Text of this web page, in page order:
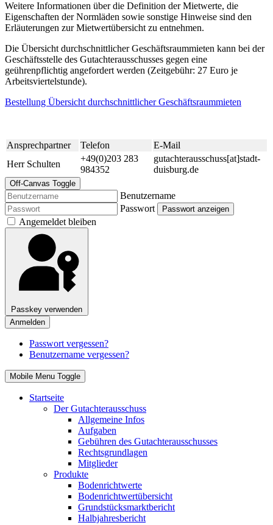
Weitere Informationen über die Definition der Mietwerte, die
Eigenschaften der Normläden sowie sonstige Hinweise sind den
Erläuterungen zur Mietwertübersicht zu entnehmen.
Die Übersicht durchschnittlicher Geschäftsraummieten kann bei der
Geschäftsstelle des Gutachterausschusses gegen eine
geührenpflichtig angefordert werden (Zeitgebühr: 27 Euro je
Arbeitsviertelstunde).
Bestellung Übersicht durchschnittlicher Geschäftsraummieten
Ansprechpartner Telefon
E-Mail
Herr Schulten
+49(0)203 283
984352
gutachterausschuss[at]stadt-
duisburg.de
Off-Canvas Toggle
Benutzername
Passwort
Passwort anzeigen
Angemeldet bleiben
Passkey verwenden
Anmelden
Passwort vergessen?
Benutzername vergessen?
Mobile Menu Toggle
Startseite
Der Gutachterausschuss
Allgemeine Infos
Aufgaben
Gebühren des Gutachterausschusses
Rechtsgrundlagen
Mitglieder
Produkte
Bodenrichtwerte
Bodenrichtwertübersicht
Grundstücksmarktbericht
Halbjahresbericht